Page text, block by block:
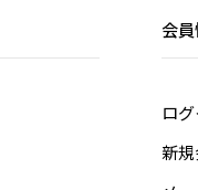
会
ロ
新